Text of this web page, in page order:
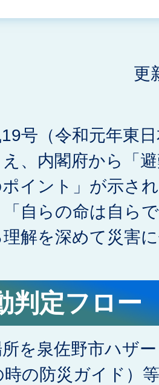
更
号（令和元年東
、内閣府から「
ポイント」が示さ
自らの命は自ら
解を深めて災害
判定フロー
を泉佐野市ハザ
の防災ガイド）